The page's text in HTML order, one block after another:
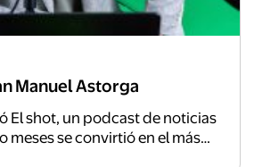
Manuel Astorga
El shot, un podcast de noticias
meses se convirtió en el más